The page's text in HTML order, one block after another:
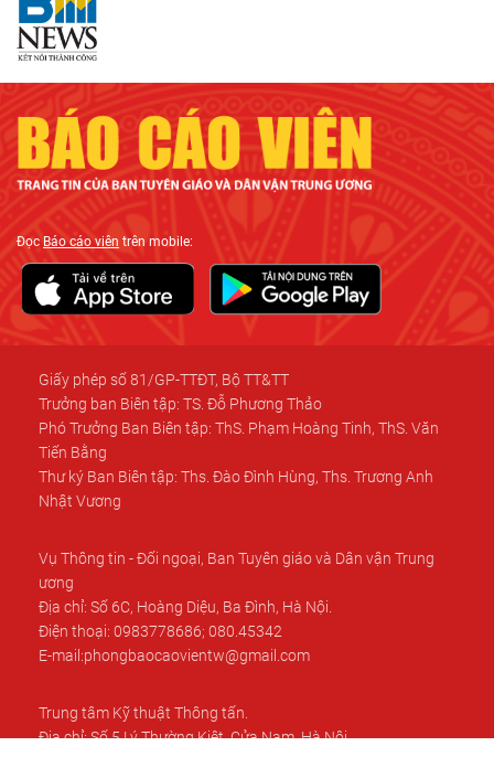
ĐọcBáo cáo viên trên mobile:
Giấy phép số 81/GP-TTĐT, Bộ TT&TT
Trưởng ban Biên tập: TS. Đỗ Phương Thảo
Phó Trưởng Ban Biên tập: ThS. Phạm Hoàng Tinh, ThS. Văn
Tiến Bằng
Thư ký Ban Biên tập: Ths. Đào Đình Hùng, Ths. Trương Anh
Nhật Vương
Vụ Thông tin - Đối ngoại, Ban Tuyên giáo và Dân vận Trung
ương
Địa chỉ: Số 6C, Hoàng Diệu, Ba Đình, Hà Nội.
Điện thoại: 0983778686; 080.45342
E-mail:phongbaocaovientw@gmail.com
Trung tâm Kỹ thuật Thông tấn.
Địa chỉ: Số 5 Lý Thường Kiệt, Cửa Nam, Hà Nội.